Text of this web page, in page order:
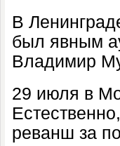
В
был явным
Владимир
29 июля в
реванш за